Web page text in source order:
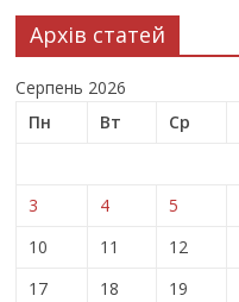
Архів статей
Серпень 2026
Пн
Вт Ср
3
4 5
10
11 12
17
18 19